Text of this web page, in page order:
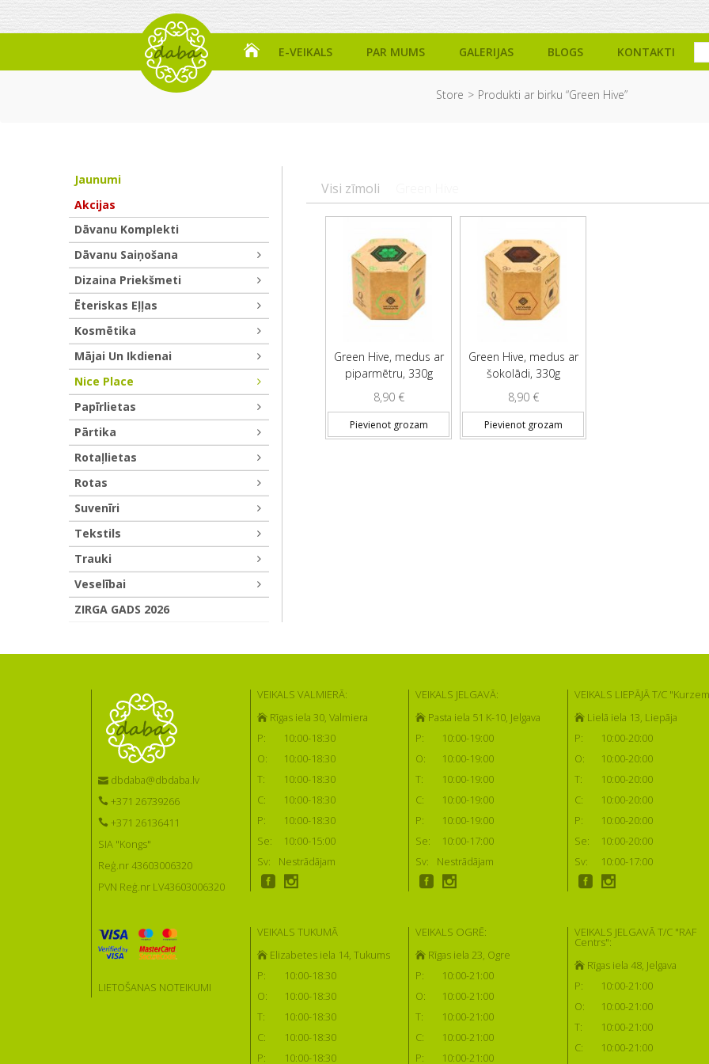
E-VEIKALS PAR MUMS GALERIJAS BLOGS KONTAKTI
Store Produkti ar birku “Green Hive”
Visi zīmoli
Green Hive, medus ar
piparmētru, 330g
8,90 €
Pievienot grozam
Green Hive, medus ar
šokolādi, 330g
8,90 €
Pievienot grozam
Jaunumi
Akcijas
Dāvanu Komplekti
Dāvanu Saiņošana
Dizaina Priekšmeti
Ēteriskas Eļļas
Kosmētika
Mājai Un Ikdienai
Nice Place
Papīrlietas
Pārtika
Rotaļlietas
Rotas
Suvenīri
Tekstils
Trauki
Veselībai
ZIRGA GADS 2026
dbdaba@dbdaba.lv
+371 26739266
+371 26136411
SIA "Kongs"
Reģ.nr 43603006320
PVN Reģ.nr LV43603006320
LIETOŠANAS NOTEIKUMI
VEIKALS VALMIERĀ:
Rīgas iela 30, Valmiera
P:
10:00-18:30
O:
10:00-18:30
T:
10:00-18:30
C:
10:00-18:30
P:
10:00-18:30
Se:
10:00-15:00
Sv:
Nestrādājam
VEIKALS JELGAVĀ:
Pasta iela 51 K-10, Jelgava
P:
10:00-19:00
O:
10:00-19:00
T:
10:00-19:00
C:
10:00-19:00
P:
10:00-19:00
Se:
10:00-17:00
Sv:
Nestrādājam
VEIKALS LIEPĀJĀ T/C
Lielā iela 13, Liepāja
P:
10:00-20:00
O:
10:00-20:00
T:
10:00-20:00
C:
10:00-20:00
P:
10:00-20:00
Se:
10:00-20:00
Sv:
10:00-17:00
VEIKALS TUKUMĀ
Elizabetes iela 14, Tukums
P:
10:00-18:30
O:
10:00-18:30
T:
10:00-18:30
C:
10:00-18:30
P:
10:00-18:30
VEIKALS OGRĒ:
Rīgas iela 23, Ogre
P:
10:00-21:00
O:
10:00-21:00
T:
10:00-21:00
C:
10:00-21:00
P:
10:00-21:00
VEIKALS JELGAVĀ T/C "RAF
Centrs":
Rīgas iela 48, Jelgava
P:
10:00-21:00
O:
10:00-21:00
T:
10:00-21:00
C:
10:00-21:00